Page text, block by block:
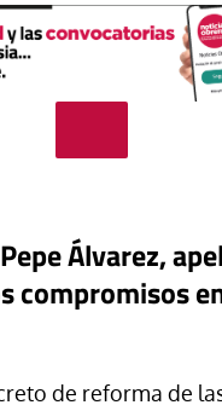
Álvarez,
compromisos
de reforma de